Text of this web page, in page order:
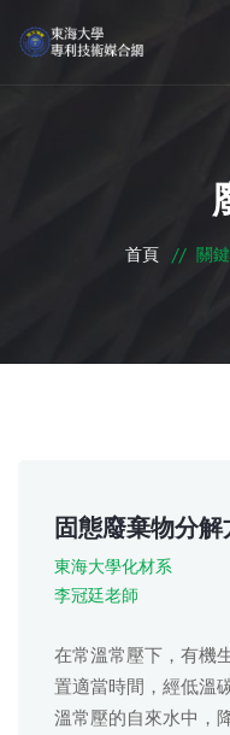
首頁 // 關
固態廢棄物分
東海大學化材系
李冠廷老師
在常溫常壓下，有機
置適當時間，經低溫
溫常壓的自來水中，